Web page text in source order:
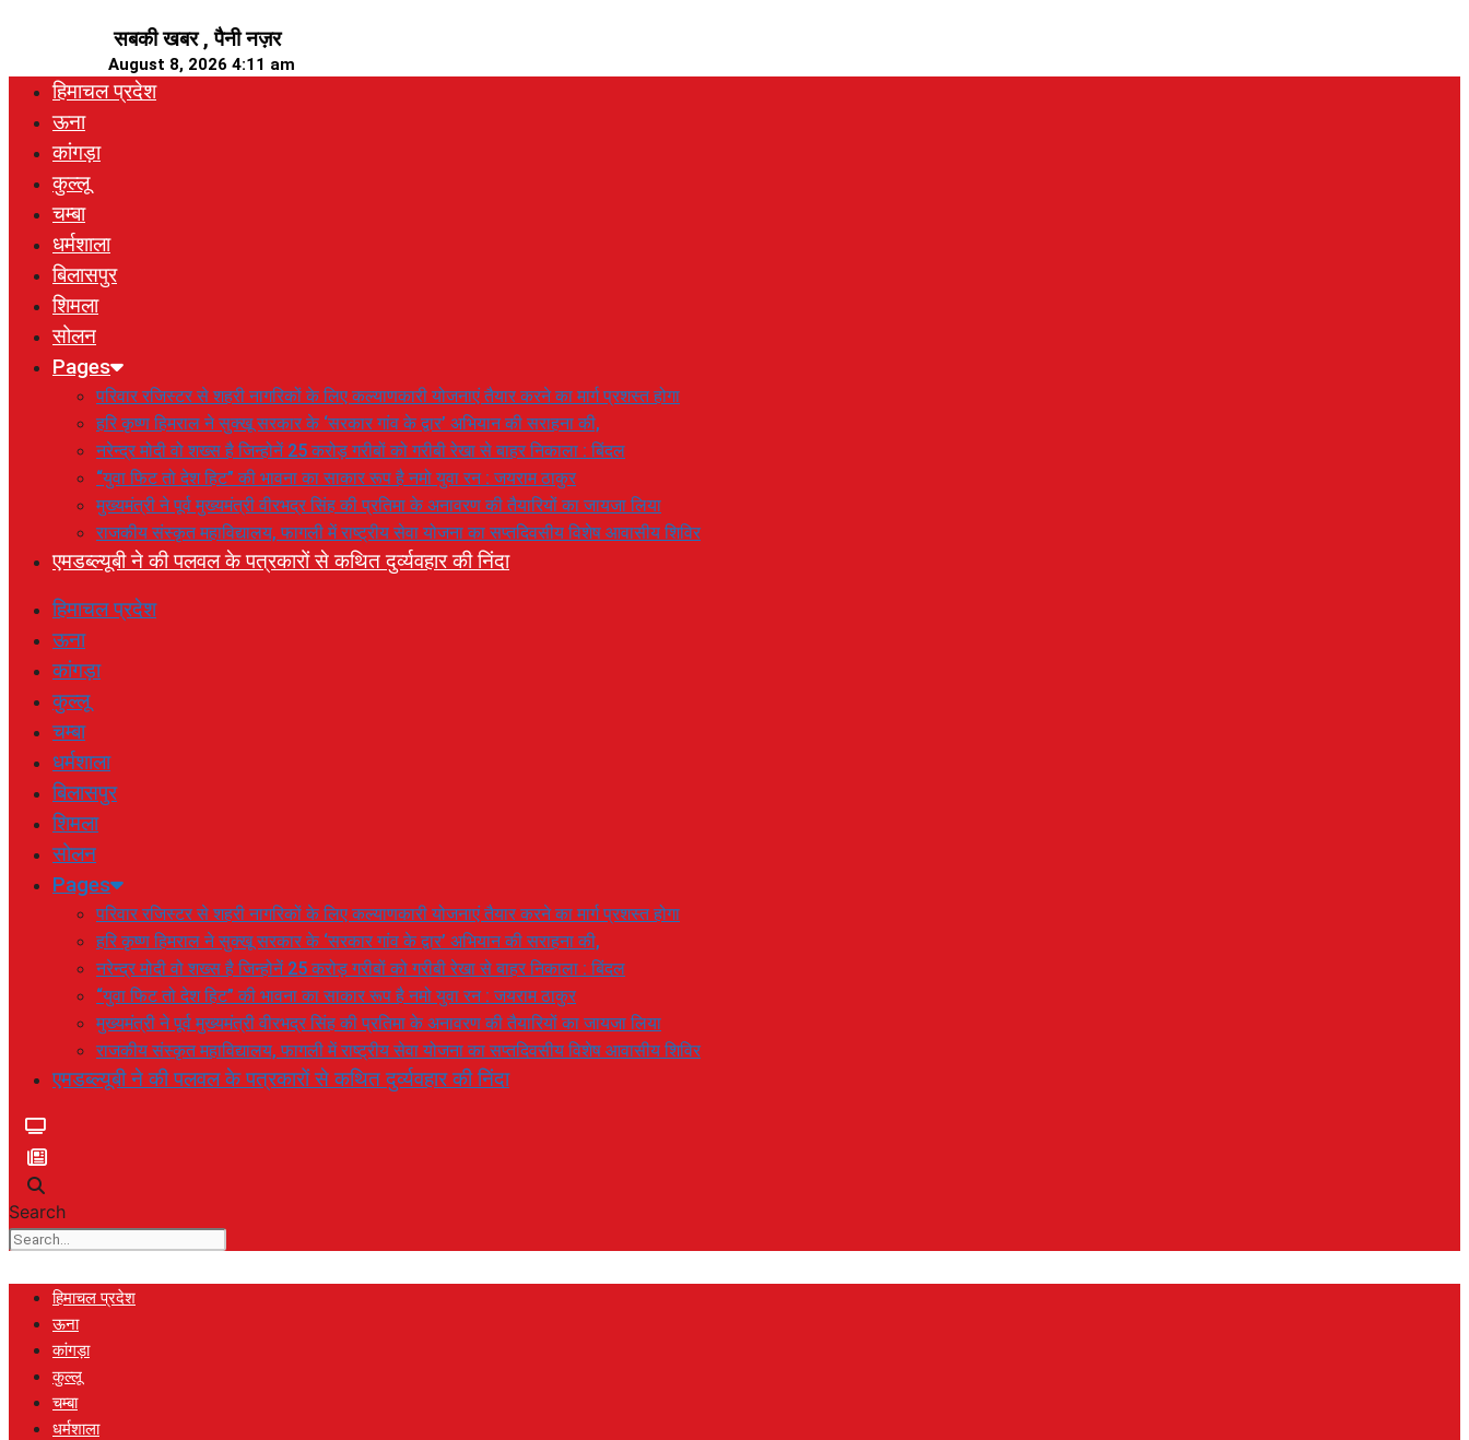
content
सबकी खबर , पैनी नज़र
August 8, 2026 4:11 am
हिमाचल प्रदेश
ऊना
कांगड़ा
कुल्लू
चम्बा
धर्मशाला
बिलासपुर
शिमला
सोलन
Pages
परिवार रजिस्टर से शहरी नागरिकों के लिए कल्याणकारी योजनाएं तैयार करने का मार्ग प्रशस्त होगा
हरि कृष्ण हिमराल ने सुक्खू सरकार के ‘सरकार गांव के द्वार’ अभियान की सराहना की,
नरेन्द्र मोदी वो शख्स है जिन्होनें 25 करोड़ गरीबों को गरीबी रेखा से बाहर निकाला : बिंदल
“युवा फिट तो देश हिट” की भावना का साकार रूप है नमो युवा रन : जयराम ठाकुर
मुख्यमंत्री ने पूर्व मुख्यमंत्री वीरभद्र सिंह की प्रतिमा के अनावरण की तैयारियों का जायजा लिया
राजकीय संस्कृत महाविद्यालय, फागली में राष्ट्रीय सेवा योजना का सप्तदिवसीय विशेष आवासीय शिविर
एमडब्ल्यूबी ने की पलवल के पत्रकारों से कथित दुर्व्यवहार की निंदा
हिमाचल प्रदेश
ऊना
कांगड़ा
कुल्लू
चम्बा
धर्मशाला
बिलासपुर
शिमला
सोलन
Pages
परिवार रजिस्टर से शहरी नागरिकों के लिए कल्याणकारी योजनाएं तैयार करने का मार्ग प्रशस्त होगा
हरि कृष्ण हिमराल ने सुक्खू सरकार के ‘सरकार गांव के द्वार’ अभियान की सराहना की,
नरेन्द्र मोदी वो शख्स है जिन्होनें 25 करोड़ गरीबों को गरीबी रेखा से बाहर निकाला : बिंदल
“युवा फिट तो देश हिट” की भावना का साकार रूप है नमो युवा रन : जयराम ठाकुर
मुख्यमंत्री ने पूर्व मुख्यमंत्री वीरभद्र सिंह की प्रतिमा के अनावरण की तैयारियों का जायजा लिया
राजकीय संस्कृत महाविद्यालय, फागली में राष्ट्रीय सेवा योजना का सप्तदिवसीय विशेष आवासीय शिविर
एमडब्ल्यूबी ने की पलवल के पत्रकारों से कथित दुर्व्यवहार की निंदा
Search
हिमाचल प्रदेश
ऊना
कांगड़ा
कुल्लू
चम्बा
धर्मशाला